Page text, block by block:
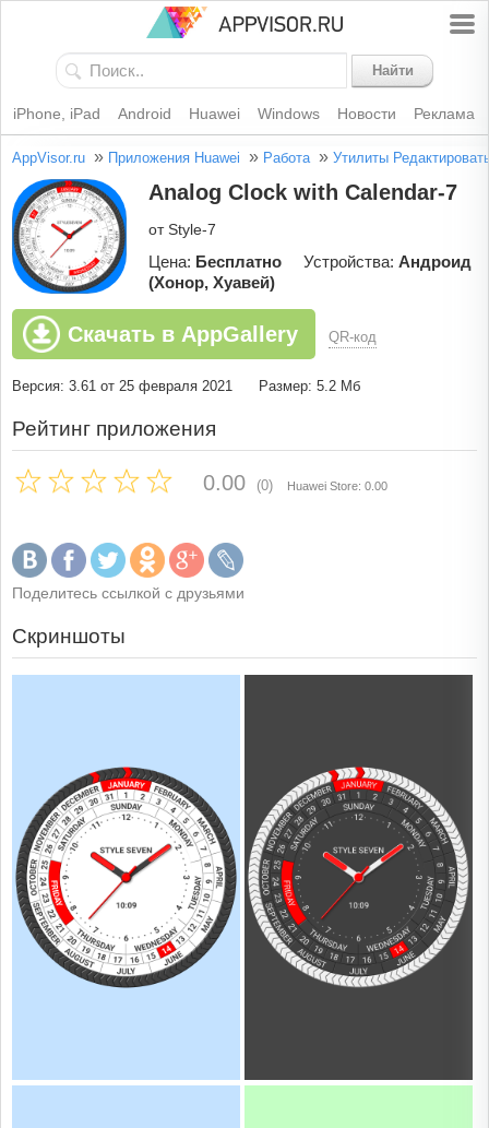
Найти
iPhone, iPad Android Huawei Windows Новости Реклама
AppVisor.ru » Приложения Huawei » Работа » Утилиты
Analog Clock with Calendar-7
от Style-7
Цена: Бесплатно Устройства: Андроид
(Хонор, Хуавей)
Скачать в AppGallery QR-код
Версия: 3.61 от 25 февраля 2021 Размер: 5.2 Мб
Рейтинг приложения
0.00 (0) Huawei Store: 0.00
Поделитесь ссылкой с друзьями
Скриншоты